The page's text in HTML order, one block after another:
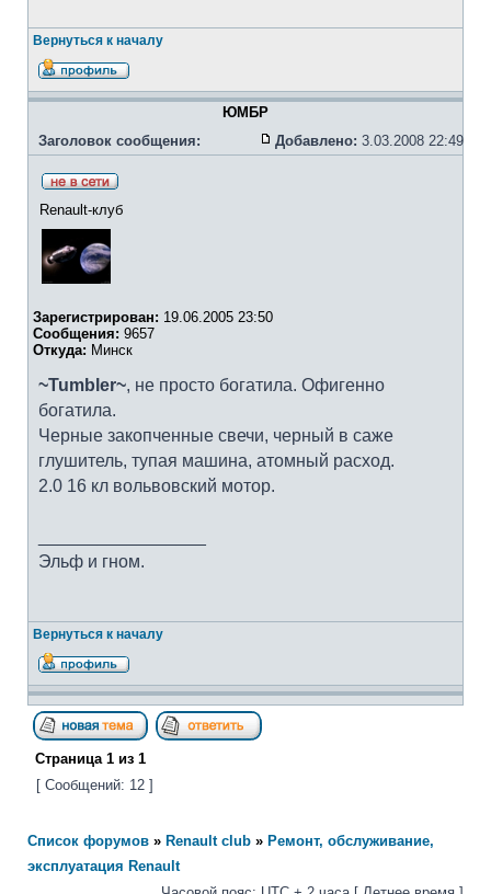
Вернуться к началу
ЮМБР
Заголовок сообщения:
Добавлено: 3.03.2008 22:49
Renault-клуб
Зарегистрирован: 19.06.2005 23:50
Сообщения: 9657
Откуда: Минск
~Tumbler~, не просто богатила. Офигенно
богатила.
Черные закопченные свечи, черный в саже
глушитель, тупая машина, атомный расход.
2.0 16 кл вольвовский мотор.
Эльф и гном.
Вернуться к началу
Страница 1 из 1
[ Сообщений: 12 ]
Список форумов » Renault club » Ремонт, обслуживание,
эксплуатация Renault